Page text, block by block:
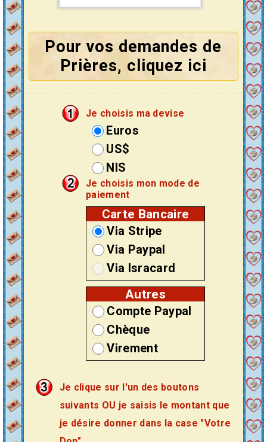
Pour vos demandes de
Prières, cliquez ici
Je choisis ma devise
Euros
US$
NIS
Je choisis mon mode de
paiement
Carte Bancaire
Via Stripe
Via Paypal
Via Isracard
Autres
Compte Paypal
Chèque
Virement
Je clique sur l'un des boutons
suivants OU je saisis le montant que
je désire donner dans la case "Votre